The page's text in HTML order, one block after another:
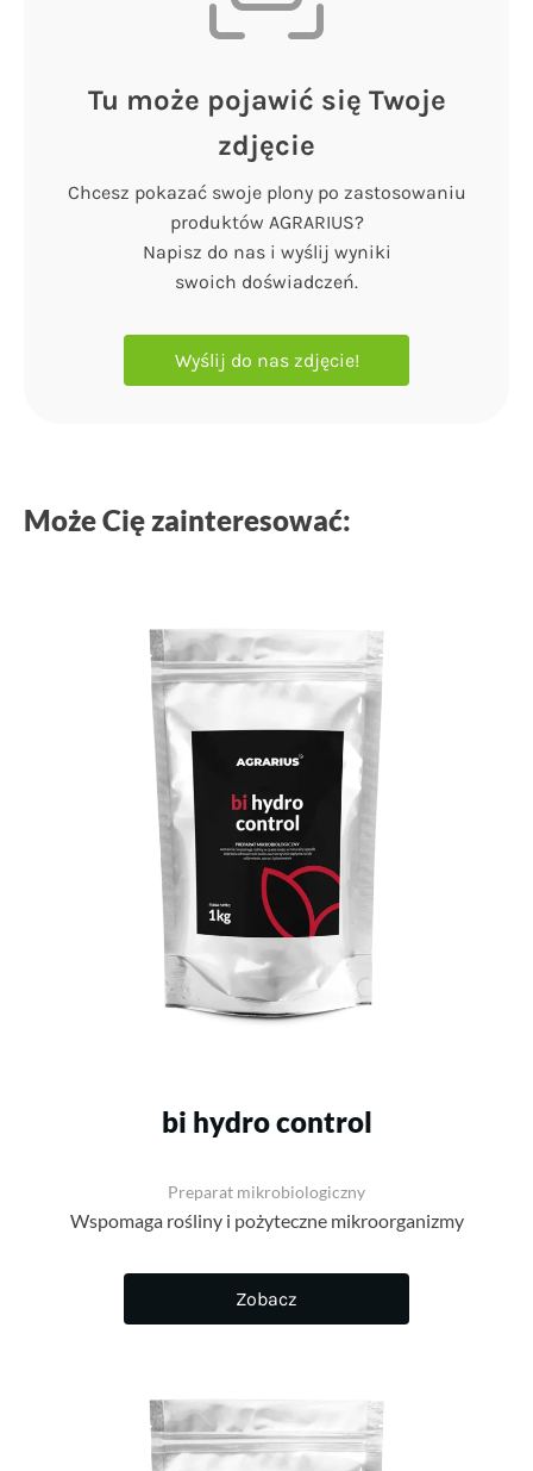
Tu może pojawić się Twoje
zdjęcie
Chcesz pokazać swoje plony po zastosowaniu
produktów AGRARIUS?
Napisz do nas i wyślij wyniki
swoich doświadczeń.
Wyślij do nas zdjęcie!
Może Cię zainteresować:
bi hydro control
Preparat mikrobiologiczny
Wspomaga rośliny i pożyteczne mikroorganizmy
Zobacz